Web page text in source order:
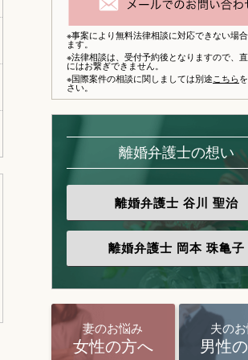
※事案により無料法律相談に対応できない場
ます。
※法律相談は、 受付予約後となりますので、
にはお繋ぎできません。
※国際案件の相談に関しましては別途こちら
さい。
離婚弁護士の想い
離婚弁護士 谷川 聖治
離婚弁護士 岡本 珠亀子
妻のお悩み
女性の方へ
夫の
男性